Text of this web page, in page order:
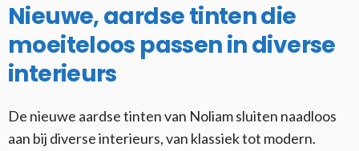
Nieuwe, aardse tinten die
moeiteloos passen in diverse
interieurs
De nieuwe aardse tinten van Noliam sluiten naadloos
aan bij diverse interieurs, van klassiek tot modern.